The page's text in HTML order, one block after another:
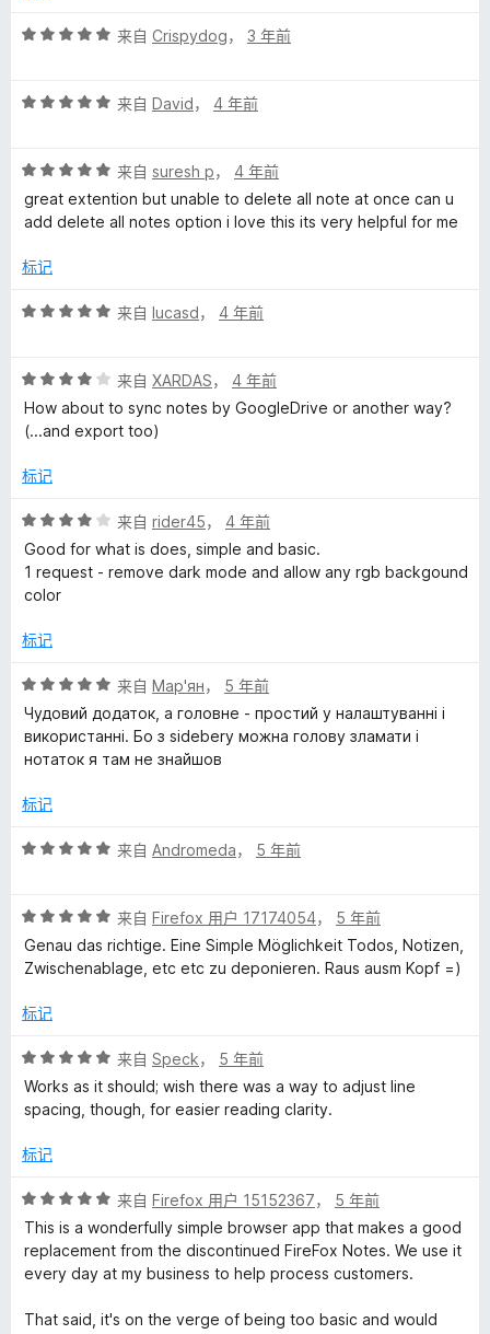
评
/
来自 Crispydog， 3 年前
评
/
5
来自 David， 4 年前
评
分
5
5
来自 suresh p， 4 年前
great extention but unable to delete all note at once can u
add delete all notes option i love this its very helpful for me
标记
评
/
5
来自 lucasd， 4 年前
评
分
4
5
来自 XARDAS， 4 年前
How about to sync notes by GoogleDrive or another way?
(...and export too)
标记
评
分
4
/
来自 rider45， 4 年前
Good for what is does, simple and basic.
1 request - remove dark mode and allow any rgb backgound
color
标记
评
分
5
/
来自 Мар'ян， 5 年前
Чудовий додаток, а головне - простий у налаштуванні і
використанні. Бо з sidebery можна голову зламати і
нотаток я там не знайшов
标记
评
/
5
来自 Andromeda， 5 年前
评
分
5
5
来自 Firefox 用户 17174054， 5 年前
Genau das richtige. Eine Simple Möglichkeit Todos, Notizen,
Zwischenablage, etc etc zu deponieren. Raus ausm Kopf =)
标记
评
分
5
5
来自 Speck， 5 年前
Works as it should; wish there was a way to adjust line
spacing, though, for easier reading clarity.
标记
评
分
5
/
来自 Firefox 用户 15152367， 5 年前
This is a wonderfully simple browser app that makes a good
replacement from the discontinued FireFox Notes. We use it
every day at my business to help process customers.
That said, it's on the verge of being too basic and would